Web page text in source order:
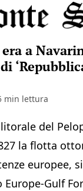
a
min lettura
del
la flotta
europee,
Europe-Gulf